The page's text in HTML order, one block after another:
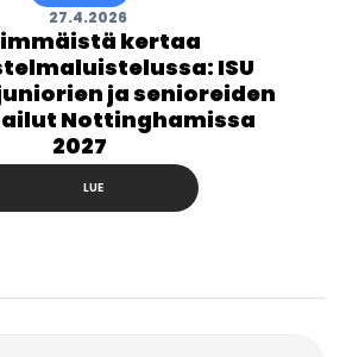
27.4.2026
kertaa
ISU
ja senioreiden
Nottinghamissa
2027
LUE